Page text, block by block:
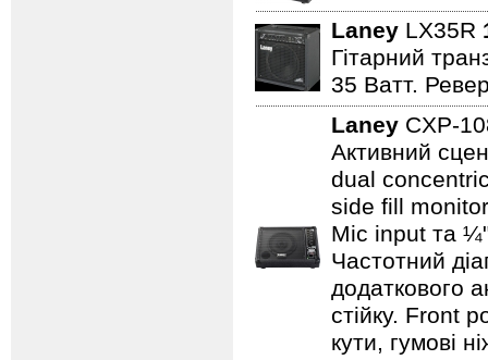
Laney LX35R
Гітарний
35 Ватт.
Laney CXP-
Активний
dual
side fill
Mic input та
Частотний
додаткового
стійку. Front
кути, гумові